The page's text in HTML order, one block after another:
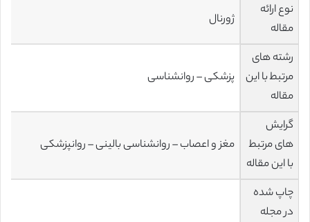
نوع ارائه
مقاله
ژورنال
رشته های
مرتبط با این
مقاله
پزشکی – روانشناسی
گرایش
های مرتبط
با این مقاله
مغز و اعصاب – روانشناسی بالینی – روانپزشکی
چاپ شده
در مجله